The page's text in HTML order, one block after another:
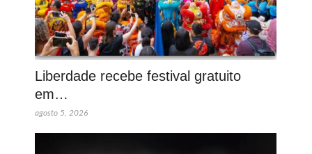
Liberdade recebe festival gratuito
em…
agosto 5, 2026